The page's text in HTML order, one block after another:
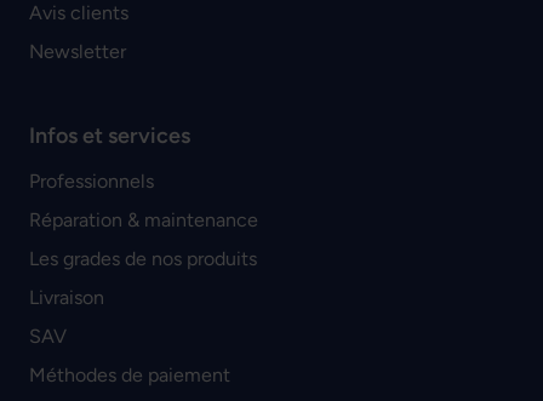
Avis clients
Newsletter
Infos et services
Professionnels
Réparation & maintenance
Les grades de nos produits
Livraison
SAV
Méthodes de paiement